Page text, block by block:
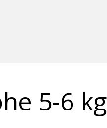
5-6 kg